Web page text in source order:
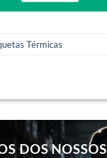
Térmicas
DOS NOSSOS